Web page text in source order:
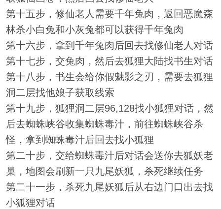
第十五步，修仙老人需要千年兔肉，返回恶魔森
林杀小白兔和小灰兔都可以获得千年兔肉
第十六步，拿到千年兔肉后回去找修仙老人对话
第十七步，交兔肉，然后去狐狸大陆找书生对话
第十八步，书生会给你假魅影之刃，需要去狐狸
洞二层找他娘子获取线索
第十九步，狐狸洞二层96,128找小狐狸对话，然
后去蜘蛛峡谷收集蜘蛛毒汁，前往蜘蛛峡谷杀
怪，拿到蜘蛛毒汁后回去找小狐狸
第二十步，交给蜘蛛毒汁后对话会送你去狐妖老
巢，地图会刷新一只九尾妖狐，杀死继续任务
第二十一步，杀死九尾妖狐后从右边门口出去找
小狐狸对话